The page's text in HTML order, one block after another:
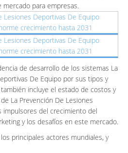
para empresas.
de desarrollo de los sistemas La
De Equipo por sus tipos y
incluye el estado de costos y
La Prevención De Lesiones
impulsores del crecimiento del
y los desafíos en este mercado.
principales actores mundiales, y